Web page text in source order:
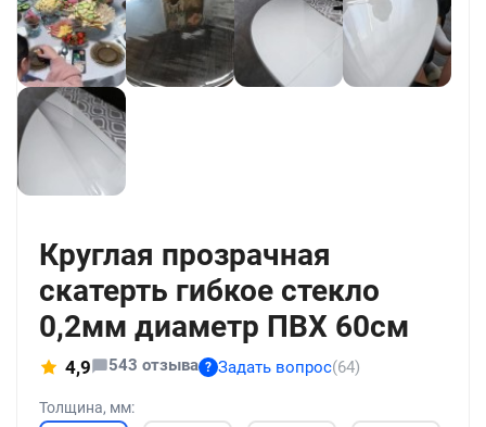
Круглая прозрачная
скатерть гибкое стекло
0,2мм диаметр ПВХ 60см
4,9 543 отзыва ? Задать вопрос(64)
Толщина, мм: